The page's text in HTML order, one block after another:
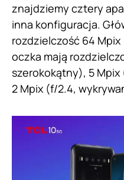
znajdziemy cztery
inna konfiguracja.
rozdzielczość 64
oczka mają
szerokokątny), 5
2 Mpix (f/2.4,